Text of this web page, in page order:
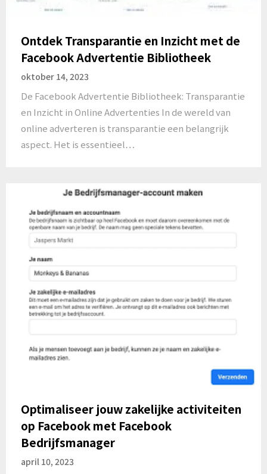
Ontdek Transparantie en Inzicht met de
Facebook Advertentie Bibliotheek
oktober 14, 2023
De Facebook Advertentie Bibliotheek: Transparantie
en Inzicht in Online Advertenties In de wereld van
online adverteren is transparantie een belangrijk
aspect. Het is essentieel…
Optimaliseer jouw zakelijke activiteiten
op Facebook met Facebook
Bedrijfsmanager
april 10, 2023